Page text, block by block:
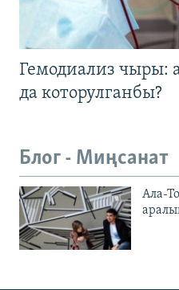
Гемодиализ чыры:
да которулганбы?
Блог - Миңсанат
Ала-